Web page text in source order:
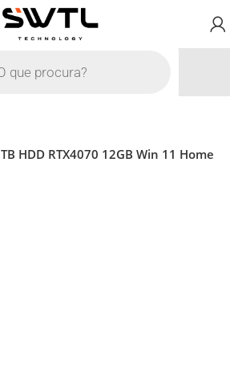
HDD RTX4070 12GB Win 11 Home